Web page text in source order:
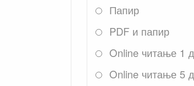
Папир
PDF и папир
Online читање 1
Online читање 5